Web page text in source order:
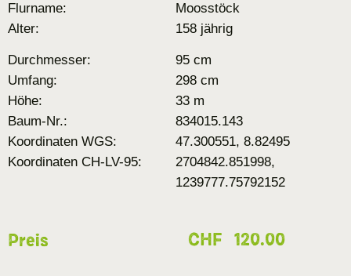
Flurname:
Moosstöck
Alter:
158 jährig
Durchmesser:
95 cm
Umfang:
298 cm
Höhe:
33 m
Baum-Nr.:
834015.143
Koordinaten WGS:
47.300551, 8.82495
Koordinaten CH-LV-95:
2704842.851998,
1239777.75792152
Preis CHF 120.00